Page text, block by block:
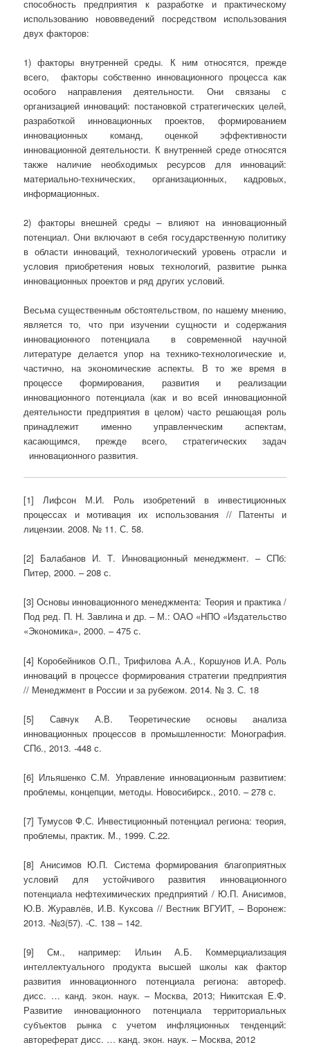
способность предприятия к разработке и практическому
использованию нововведений посредством использования
двух факторов:
1) факторы внутренней среды. К ним относятся, прежде
всего, факторы собственно инновационного процесса как
особого направления деятельности. Они связаны с
организацией инноваций: постановкой стратегических целей,
разработкой инновационных проектов, формированием
инновационных команд, оценкой эффективности
инновационной деятельности. К внутренней среде относятся
также наличие необходимых ресурсов для инноваций:
материально-технических, организационных, кадровых,
информационных.
2) факторы внешней среды – влияют на инновационный
потенциал. Они включают в себя государственную политику
в области инноваций, технологический уровень отрасли и
условия приобретения новых технологий, развитие рынка
инновационных проектов и ряд других условий.
Весьма существенным обстоятельством, по нашему мнению,
является то, что при изучении сущности и содержания
инновационного потенциала в современной научной
литературе делается упор на технико-технологические и,
частично, на экономические аспекты. В то же время в
процессе формирования, развития и реализации
инновационного потенциала (как и во всей инновационной
деятельности предприятия в целом) часто решающая роль
принадлежит именно управленческим аспектам,
касающимся, прежде всего, стратегических задач
инновационного развития.
[1] Лифсон М.И. Роль изобретений в инвестиционных
процессах и мотивация их использования // Патенты и
лицензии. 2008. № 11. С. 58.
[2] Балабанов И. Т. Инновационный ме­неджмент. – СПб:
Питер, 2000. – 208 с.
[3] Основы инновационного менеджмента: Теория и практика /
Под ред. П. Н. Завлина и др. – М.: ОАО «НПО «Изда­тельство
«Экономика», 2000. – 475 с.
[4] Коробейников О.П., Трифилова А.А., Коршунов И.А. Роль
инноваций в про­цессе формирования стратегии пред­приятия
// Менеджмент в России и за рубежом. 2014. № 3. С. 18
[5] Савчук А.В. Теоретические основы анализа
инновационных процессов в промышленности: Монография.
СПб., 2013. -448 с.
[6] Ильяшенко С.М. Управление инновационным развитием:
проблемы, концепции, методы. Новосибирск., 2010. – 278 с.
[7] Тумусов Ф.С. Инвестиционный потенциал региона: теория,
проблемы, практик. М., 1999. С.22.
[8] Анисимов Ю.П. Система формирования благоприятных
условий для устойчивого развития инновационного
потенциала нефтехимических предприятий / Ю.П. Анисимов,
Ю.В. Журавлёв, И.В. Куксова // Вестник ВГУИТ, – Воронеж:
2013. -№3(57). -С. 138 – 142.
[9] См., например: Ильин А.Б. Коммерциализация
интеллектуального продукта высшей школы как фактор
развития инновационного потенциала региона: автореф.
дисс. … канд. экон. наук. – Москва, 2013; Никитская Е.Ф.
Развитие инновационного потенциала территориальных
субъектов рынка с учетом инфляционных тенденций:
автореферат дисс. … канд. экон. наук. – Москва, 2012